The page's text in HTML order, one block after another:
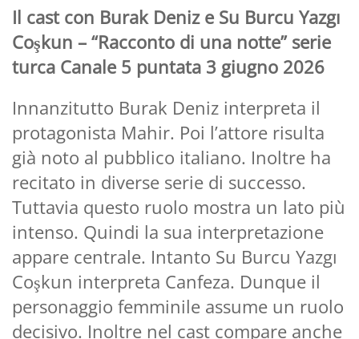
Il cast con Burak Deniz e Su Burcu Yazgı
Coşkun – “Racconto di una notte” serie
turca Canale 5 puntata 3 giugno 2026
Innanzitutto Burak Deniz interpreta il
protagonista Mahir. Poi l’attore risulta
già noto al pubblico italiano. Inoltre ha
recitato in diverse serie di successo.
Tuttavia questo ruolo mostra un lato più
intenso. Quindi la sua interpretazione
appare centrale. Intanto Su Burcu Yazgı
Coşkun interpreta Canfeza. Dunque il
personaggio femminile assume un ruolo
decisivo. Inoltre nel cast compare anche